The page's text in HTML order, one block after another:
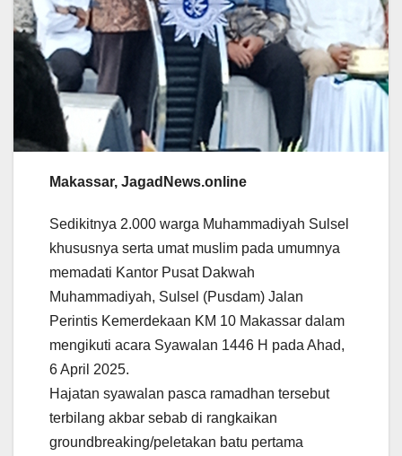
Makassar, JagadNews.online
Sedikitnya 2.000 warga Muhammadiyah Sulsel
khususnya serta umat muslim pada umumnya
memadati Kantor Pusat Dakwah
Muhammadiyah, Sulsel (Pusdam) Jalan
Perintis Kemerdekaan KM 10 Makassar dalam
mengikuti acara Syawalan 1446 H pada Ahad,
6 April 2025.
Hajatan syawalan pasca ramadhan tersebut
terbilang akbar sebab di rangkaikan
groundbreaking/peletakan batu pertama